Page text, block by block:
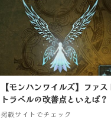
【モンハンワイルズ】ファス
トラベルの改善点といえば？
掲載サイトでチェック